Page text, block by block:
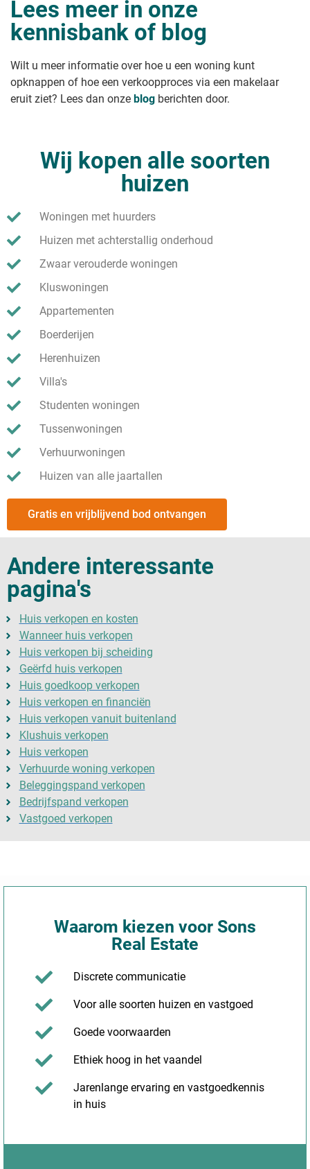
Lees meer in onze
kennisbank of blog
Wilt u meer informatie over hoe u een woning kunt
opknappen of hoe een verkoopproces via een makelaar
eruit ziet? Lees dan onze blog berichten door.
Wij kopen alle soorten
huizen
Woningen met huurders
Huizen met achterstallig onderhoud
Zwaar verouderde woningen
Kluswoningen
Appartementen
Boerderijen
Herenhuizen
Villa's
Studenten woningen
Tussenwoningen
Verhuurwoningen
Huizen van alle jaartallen
Gratis en vrijblijvend bod ontvangen
Andere interessante
pagina's
Huis verkopen en kosten
Wanneer huis verkopen
Huis verkopen bij scheiding
Geërfd huis verkopen
Huis goedkoop verkopen
Huis verkopen en financiën
Huis verkopen vanuit buitenland
Klushuis verkopen
Huis verkopen
Verhuurde woning verkopen
Beleggingspand verkopen
Bedrijfspand verkopen
Vastgoed verkopen
Waarom kiezen voor Sons
Real Estate
Discrete communicatie
Voor alle soorten huizen en vastgoed
Goede voorwaarden
Ethiek hoog in het vaandel
Jarenlange ervaring en vastgoedkennis
in huis